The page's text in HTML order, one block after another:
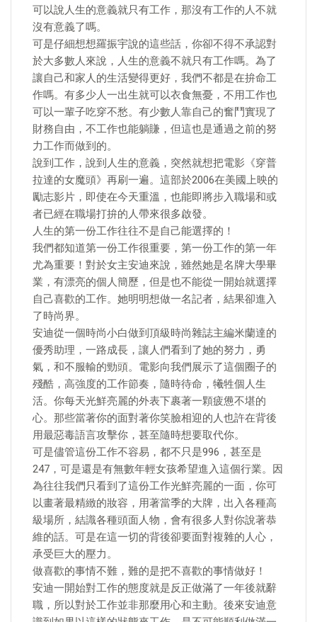
可以說人生的意義就只有工作，那沒有工作的人不就
沒有意義了嗎。
可是仔細想想羅振宇說的這些話，你卻不得不承認對
於大多數人來說，人生的意義不就只有工作嗎。為了
讓自己和家人的生活變得更好，我們不都是在拚命工
作嗎。有多少人一出生就可以衣食無憂，不用工作也
可以一輩子吃穿不愁。有少數人靠自己的奮鬥實現了
財務自由，不工作也能躺賺，但這也是通過之前的努
力工作而做到的。
說到工作，說到人生的意義，突然就想把電影《穿普
拉達的女魔頭》再刷一遍。這部於2006在美國上映的
勵志影片，即使在今天重溫，也能即將步入職場和或
者已經在職場打拚的人帶來很多啟發。
人生的第一份工作往往不是自己能選擇的！
我們都知道第一份工作很重要，第一份工作的第一年
尤為重要！對於女主安迪來說，雖然她是名牌大學畢
業，有漂亮的個人簡歷，但是也不能從一開始就選擇
自己喜歡的工作。她明明想做一名記者，結果卻進入
了時尚界。
安迪從一個時尚小白做到頂級時尚雜誌主編米蘭達的
優秀助理，一路成長，讓人們看到了她的努力，勇
氣，和不服輸的勁頭。電影向我們展示了這個圈子的
殘酷，高強度的工作節奏，隨時待命，犧牲個人生
活。你每天光鮮亮麗的外表下裹著一顆疲憊不堪的
心。那些當著你的面對著你笑臉相迎的人也許在背後
用最惡毒語言攻擊你，甚至隨時想要取代你。
可是儘管這份工作不容易，都不只是996，甚至是
247，可是還是有無數年輕女孩希望進入這個行業。因
為往往我們只看到了這份工作光鮮亮麗的一面，你可
以畫著最精緻的妝容，用著當季的大牌，出入各種高
級場所，結識各種頭面人物，會有很多人對你說著恭
維的話。可是在這一切的背後卻要面對複雜的人心，
承受巨大的壓力。
做喜歡的事情不難，難的是把不喜歡的事情做好！
安迪一開始對工作的態度就是反正做滿了一年後就辭
職，所以對於工作並非那麼用心和主動。後來安迪意